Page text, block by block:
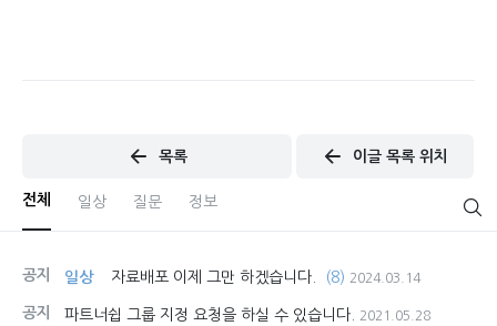
목록 이글 목록 위치
전체 일상 질문 정보
공지 일상 자료배포 이제 그만 하겠습니다. (8) 2024.03.14
공지 파트너쉽 그룹 지정 요청을 하실 수 있습니다. 2021.05.28